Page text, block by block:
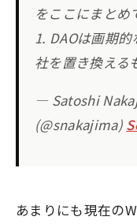
をここにまとめ
1. DAOは画期
社を置き換え
— Satoshi
(@snakajima)
あまりにも現在の